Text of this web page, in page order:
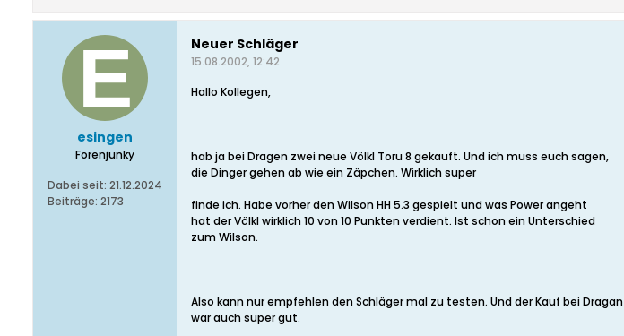
esingen
Forenjunky
Dabei seit: 21.12.2024
Beiträge: 2173
Neuer Schläger
15.08.2002, 12:42
Hallo Kollegen,
hab ja bei Dragen zwei neue Völkl Toru 8 gekauft. Und ich muss euch sagen,
die Dinger gehen ab wie ein Zäpchen. Wirklich super
finde ich. Habe vorher den Wilson HH 5.3 gespielt und was Power angeht
hat der Völkl wirklich 10 von 10 Punkten verdient. Ist schon ein Unterschied
zum Wilson.
Also kann nur empfehlen den Schläger mal zu testen. Und der Kauf bei Dragan
war auch super gut.